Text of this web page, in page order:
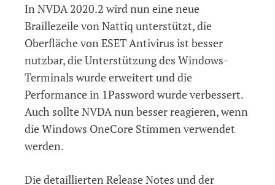
In NVDA 2020.2 wird nun eine neue
Braillezeile von Nattiq unterstützt, die
Oberfläche von ESET Antivirus ist besser
nutzbar, die Unterstützung des Windows-
Terminals wurde erweitert und die
Performance in 1Password wurde verbessert.
Auch sollte NVDA nun besser reagieren, wenn
die Windows OneCore Stimmen verwendet
werden.
Die detaillierten Release Notes und der